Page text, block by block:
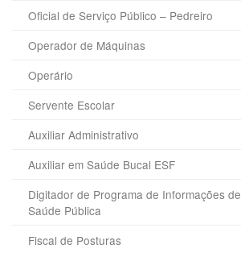
Oficial de Serviço Público – Pedreiro
Operador de Máquinas
Operário
Servente Escolar
Auxiliar Administrativo
Auxiliar em Saúde Bucal ESF
Digitador de Programa de Informações de
Saúde Pública
Fiscal de Posturas